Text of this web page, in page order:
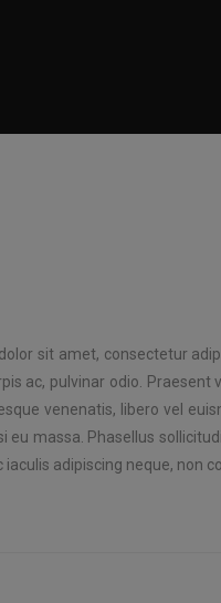
sit amet, consectetur
ac, pulvinar odio.
venenatis, libero vel
eu massa. Phasellus
iaculis adipiscing neque, non